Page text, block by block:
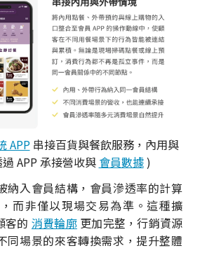
APP串接百貨與餐飲服務，內用與
APP 承接營收與 會員數據)
納入會員結構，會員滲透率的計算
而非僅以現場交易為準。這種擴
客的 消費輪廓更加完整，行銷資源
同場景的來客轉換需求，提升整體